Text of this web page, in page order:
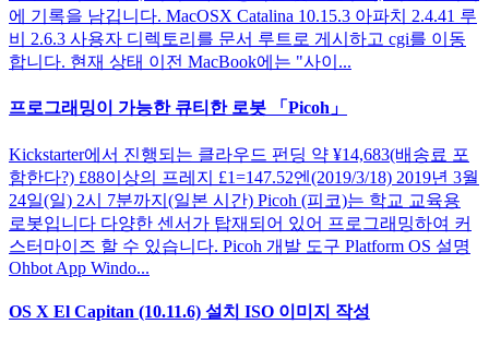
에 기록을 남깁니다. MacOSX Catalina 10.15.3 아파치 2.4.41 루
비 2.6.3 사용자 디렉토리를 문서 루트로 게시하고 cgi를 이동
합니다. 현재 상태 이전 MacBook에는 "사이...
프로그래밍이 가능한 큐티한 로봇 「Picoh」
Kickstarter에서 진행되는 클라우드 펀딩 약 ¥14,683(배송료 포
함한다?) £88이상의 프레지 £1=147.52엔(2019/3/18) 2019년 3월
24일(일) 2시 7분까지(일본 시간) Picoh (피코)는 학교 교육용
로봇입니다 다양한 센서가 탑재되어 있어 프로그래밍하여 커
스터마이즈 할 수 있습니다. Picoh 개발 도구 Platform OS 설명
Ohbot App Windo...
OS X El Capitan (10.11.6) 설치 ISO 이미지 작성